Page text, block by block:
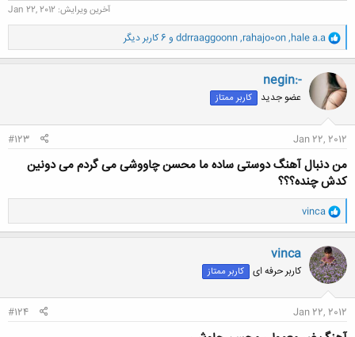
آخرین ویرایش: Jan 22, 2012
و
ا
ک
ن
ه
ا
hale a.a
,
rahajo0on
,
ddrraaggoonn و 6 کاربر دیگر
negin:-
عضو جدید کاربر ممتاز
Jan 22, 2012
#123
من دنبال آهنگ دوستی ساده ما محسن چاووشی می گردم می دونین
کدش چنده؟؟؟
و
ا
ک
ن
ش
ه
ا
vinca
vinca
کاربر حرفه ای کاربر ممتاز
Jan 22, 2012
#124